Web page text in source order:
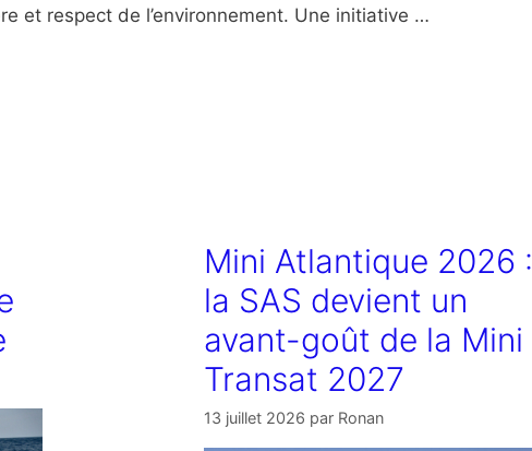
et respect de l’environnement. Une initiative …
Mini Atlantique 2026 :
la SAS devient un
avant-goût de la Mini
Transat 2027
13 juillet 2026 par Ronan